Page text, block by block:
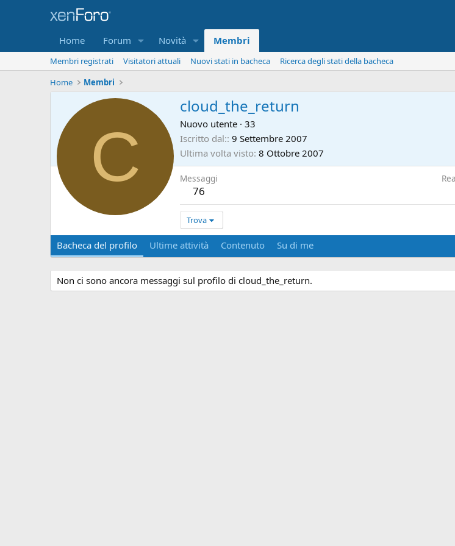
Home Forum Novità Membri
Membri registrati Visitatori attuali Nuovi stati in bacheca
Ricerca degli stati della bacheca
Home
Membri
C
cloud_the_return
Nuovo utente · 33
Iscritto dal: 9 Settembre 2007
Ultima volta visto 8 Ottobre 2007
Messaggi
76
Trova
Bacheca del profilo Ultime attività Contenuto Su di me
Non ci sono ancora messaggi sul profilo di cloud_the_return.